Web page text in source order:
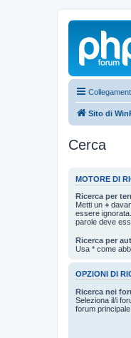
Sito di
Cerca
MOTORE DI
Ricerca per
Metti un +
essere
parole deve
Ricerca per
Usa * come
OPZIONI DI
Ricerca nei
Seleziona il/i
forum